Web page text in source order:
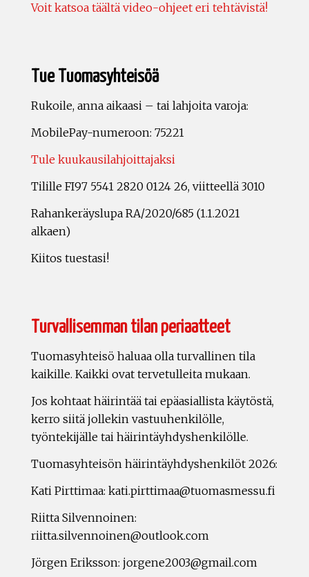
Voit katsoa täältä video-ohjeet eri tehtävistä!
Tue Tuomasyhteisöä
Rukoile, anna aikaasi – tai lahjoita varoja:
MobilePay-numeroon: 75221
Tule kuukausilahjoittajaksi
Tilille FI97 5541 2820 0124 26, viitteellä 3010
Rahankeräyslupa RA/2020/685 (1.1.2021
alkaen)
Kiitos tuestasi!
Turvallisemman tilan periaatteet
Tuomasyhteisö haluaa olla turvallinen tila
kaikille. Kaikki ovat tervetulleita mukaan.
Jos kohtaat häirintää tai epäasiallista käytöstä,
kerro siitä jollekin vastuuhenkilölle,
työntekijälle tai häirintäyhdyshenkilölle.
Tuomasyhteisön häirintäyhdyshenkilöt 2026:
Kati Pirttimaa: kati.pirttimaa@tuomasmessu.fi
Riitta Silvennoinen:
riitta.silvennoinen@outlook.com
Jörgen Eriksson: jorgene2003@gmail.com